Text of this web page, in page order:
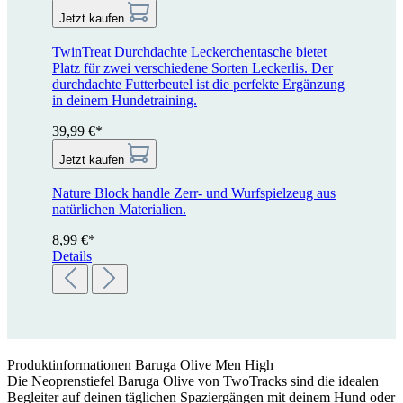
Jetzt kaufen
TwinTreat Durchdachte Leckerchentasche bietet
Platz für zwei verschiedene Sorten Leckerlis. Der
durchdachte Futterbeutel ist die perfekte Ergänzung
in deinem Hundetraining.
39,99 €*
Jetzt kaufen
Nature Block handle Zerr- und Wurfspielzeug aus
natürlichen Materialien.
8,99 €*
Details
Produktinformationen Baruga Olive Men High
Die Neoprenstiefel Baruga Olive von TwoTracks sind die idealen
Begleiter auf deinen täglichen Spaziergängen mit deinem Hund oder